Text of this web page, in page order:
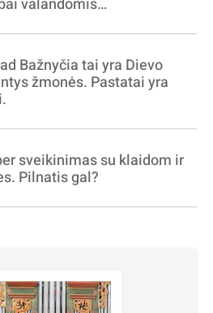
valandomis
kur milijonus vagia
aferistai, stadionų
Bažnyčia tai yra Dievo
žmonės. Pastatai yra
sveikinimas su klaidom ir
Pilnatis gal?